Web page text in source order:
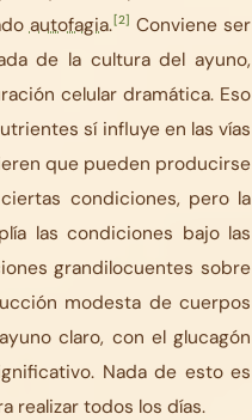
autofagia.[2] Conviene ser
de la cultura del ayuno,
celular dramática. Eso
sí influye en las vías
que pueden producirse
condiciones, pero la
las condiciones bajo las
grandilocuentes sobre
modesta de cuerpos
claro, con el glucagón
Nada de esto es
realizar todos los días.